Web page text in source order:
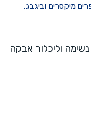
מיקסרים וביגבג.
וליכלוך אבקה